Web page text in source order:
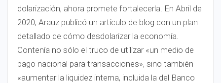
dolarización, ahora promete fortalecerla. En Abril de
2020, Arauz publicó un artículo de blog con un plan
detallado de cómo desdolarizar la economía.
Contenía no sólo el truco de utilizar «un medio de
pago nacional para transacciones», sino también
«aumentar la liquidez interna, incluida la del Banco